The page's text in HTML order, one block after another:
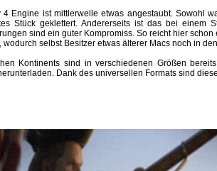
Engine ist mittlerweile etwas angestaubt. Sowohl
Stück geklettert. Andererseits ist das bei einem
sind ein guter Kompromiss. So reicht hier
selbst Besitzer etwas älterer Macs noch in
Kontinents sind in verschiedenen Größen
Dank des universellen Formats sind